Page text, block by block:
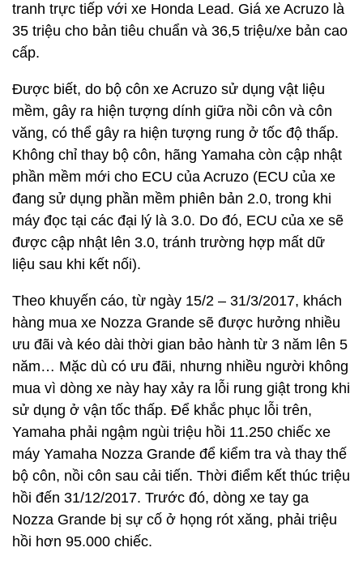
tranh trực tiếp với xe Honda Lead. Giá xe Acruzo là
35 triệu cho bản tiêu chuẩn và 36,5 triệu/xe bản cao
cấp.
Được biết, do bộ côn xe Acruzo sử dụng vật liệu
mềm, gây ra hiện tượng dính giữa nồi côn và côn
văng, có thể gây ra hiện tượng rung ở tốc độ thấp.
Không chỉ thay bộ côn, hãng Yamaha còn cập nhật
phần mềm mới cho ECU của Acruzo (ECU của xe
đang sử dụng phần mềm phiên bản 2.0, trong khi
máy đọc tại các đại lý là 3.0. Do đó, ECU của xe sẽ
được cập nhật lên 3.0, tránh trường hợp mất dữ
liệu sau khi kết nối).
Theo khuyến cáo, từ ngày 15/2 – 31/3/2017, khách
hàng mua xe Nozza Grande sẽ được hưởng nhiều
ưu đãi và kéo dài thời gian bảo hành từ 3 năm lên 5
năm… Mặc dù có ưu đãi, nhưng nhiều người không
mua vì dòng xe này hay xảy ra lỗi rung giật trong khi
sử dụng ở vận tốc thấp. Để khắc phục lỗi trên,
Yamaha phải ngậm ngùi triệu hồi 11.250 chiếc xe
máy Yamaha Nozza Grande để kiểm tra và thay thế
bộ côn, nồi côn sau cải tiến. Thời điểm kết thúc triệu
hồi đến 31/12/2017. Trước đó, dòng xe tay ga
Nozza Grande bị sự cố ở họng rót xăng, phải triệu
hồi hơn 95.000 chiếc.